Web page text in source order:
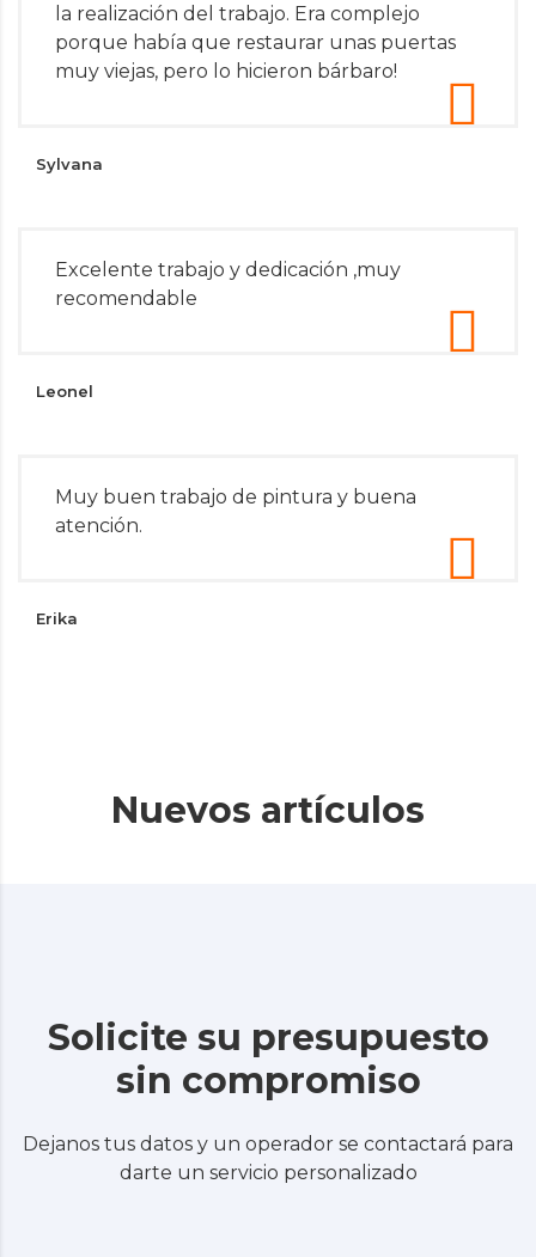
la realización del trabajo. Era complejo
porque había que restaurar unas puertas
muy viejas, pero lo hicieron bárbaro!
Sylvana
Excelente trabajo y dedicación ,muy
recomendable
Leonel
Muy buen trabajo de pintura y buena
atención.
Erika
Nuevos artículos
Solicite su presupuesto
sin compromiso
Dejanos tus datos y un operador se contactará para
darte un servicio personalizado